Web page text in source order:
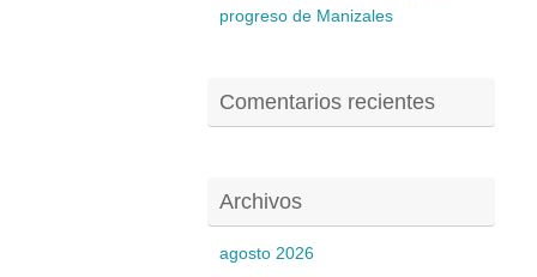
progreso de Manizales
Comentarios recientes
Archivos
agosto 2026